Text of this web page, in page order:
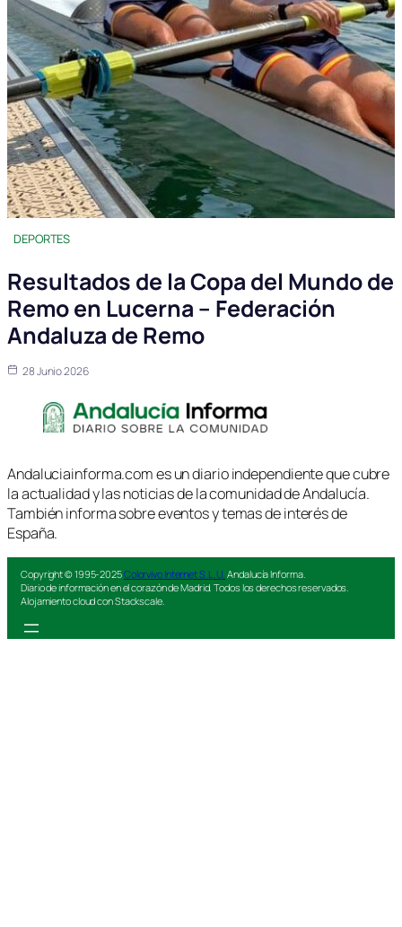
DEPORTES
Resultados de la Copa del Mundo de
Remo en Lucerna – Federación
Andaluza de Remo
28 Junio 2026
Andaluciainforma.com es un diario independiente que cubre
la actualidad y las noticias de la comunidad de Andalucía.
También informa sobre eventos y temas de interés de
España.
Copyright © 1995-2025Colorvivo Internet S.L.U. Andalucía Informa.
Diario de información en el corazón de Madrid. Todos los derechos reservados.
Alojamiento cloud con Stackscale.